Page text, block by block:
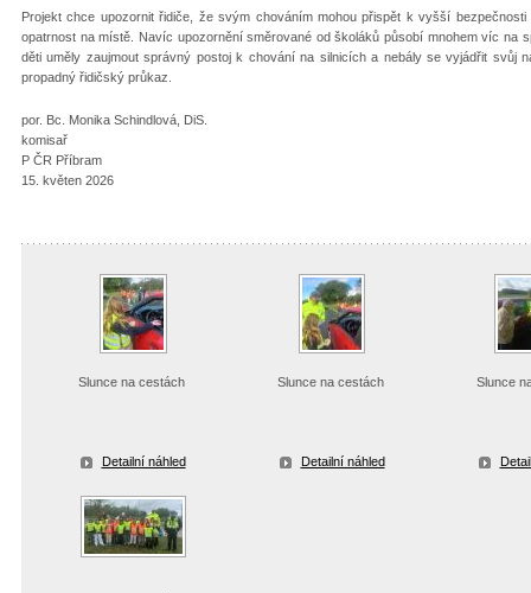
Projekt chce upozornit řidiče, že svým chováním mohou přispět k vyšší
opatrnost na místě. Navíc upozornění směrované od školáků působí mnohem víc na
děti uměly zaujmout správný postoj k chování na silnicích a nebály se vyjádřit svůj
propadný řidičský průkaz.
por. Bc. Monika Schindlová, DiS.
komisař
P ČR Příbram
15. květen 2026
Slunce na cestách
Detailní náhled
Slunce na cestách
Detailní náhled
Slunce